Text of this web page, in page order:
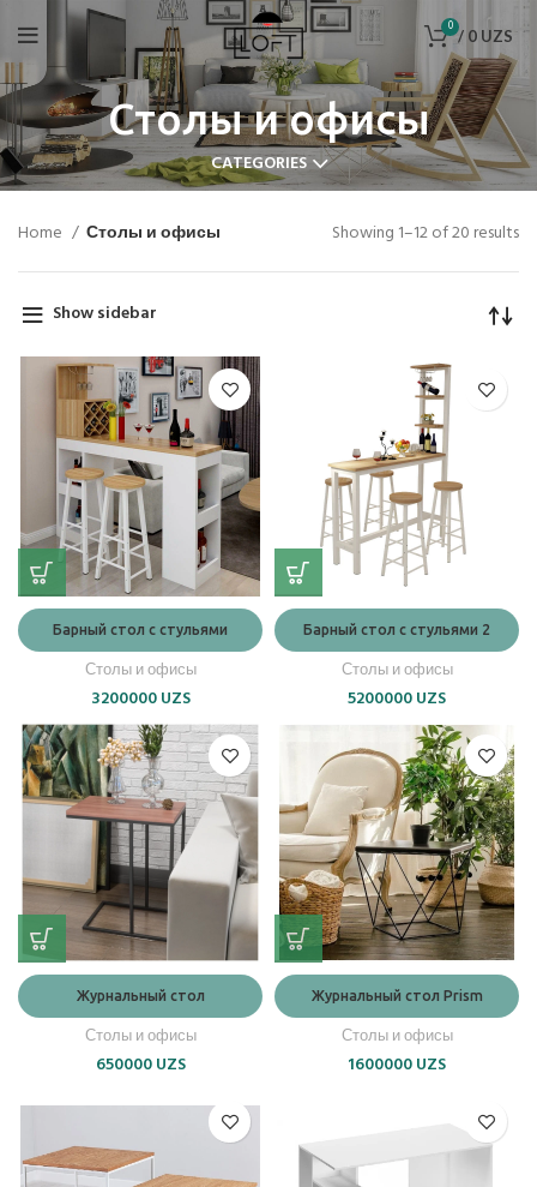
0 / 0 UZS
Столы и офисы
CATEGORIES
Home Столы и офисы Showing 1–12 of 20 results
Show sidebar
Барный стол с стульями
Столы и офисы
3200000UZS
Барный стол с стульями 2
Столы и офисы
5200000UZS
Журнальный стол
Столы и офисы
650000UZS
Журнальный стол Prism
Столы и офисы
1600000UZS